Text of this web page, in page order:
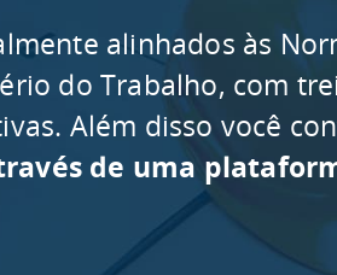
alinhados às
do Trabalho, com
Além disso você
de uma